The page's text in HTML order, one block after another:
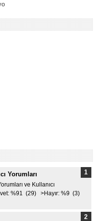
Yorumları
ve Kullanıcı
%91 (29) >Hayır: %9 (3)